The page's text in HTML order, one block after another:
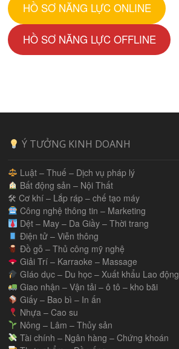
HỒ SƠ NĂNG LỰC ONLINE
HỒ SƠ NĂNG LỰC OFFLINE
Ý TƯỞNG KINH DOANH
Luật – Thuế – Dịch vụ pháp lý
Bất động sản – Nội Thất
🛠 Cơ khí – Lắp ráp – chế tạo máy
Công nghệ thông tin – Marketing
Dệt – May – Da Giầy – Thời trang
Điện tử – Viễn thông
Đồ gỗ – Thủ công mỹ nghệ
Giải Trí – Karraoke – Massage
GIáo dục – Du học – Xuất khẩu Lao động
Giao nhận – Vận tải – ô tô – kho bãi
Giấy – Bao bì – In ấn
Nhựa – Cao su
Nông – Lâm – Thủy sản
Tài chính – Ngân hàng – Chứng khoán